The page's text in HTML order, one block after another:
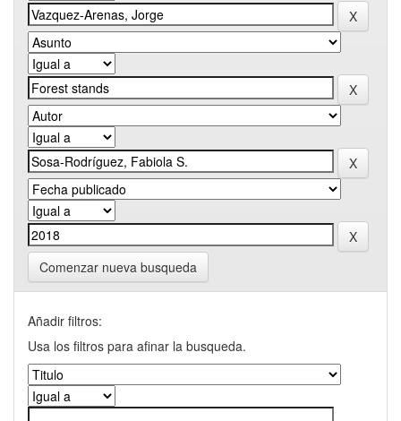
Comenzar nueva busqueda
Añadir filtros:
Usa los filtros para afinar la busqueda.